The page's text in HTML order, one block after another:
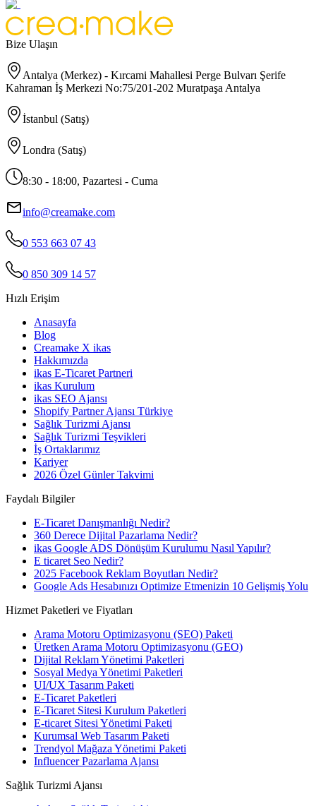
Bize Ulaşın
Antalya (Merkez) - Kırcami Mahallesi Perge Bulvarı Şerife
Kahraman İş Merkezi No:75/201-202 Muratpaşa Antalya
İstanbul (Satış)
Londra (Satış)
8:30 - 18:00, Pazartesi - Cuma
info@creamake.com
0 553 663 07 43
0 850 309 14 57
Hızlı Erişim
Anasayfa
Blog
Creamake X ikas
Hakkımızda
ikas E-Ticaret Partneri
ikas Kurulum
ikas SEO Ajansı
Shopify Partner Ajansı Türkiye
Sağlık Turizmi Ajansı
Sağlık Turizmi Teşvikleri
İş Ortaklarımız
Kariyer
2026 Özel Günler Takvimi
Faydalı Bilgiler
E-Ticaret Danışmanlığı Nedir?
360 Derece Dijital Pazarlama Nedir?
ikas Google ADS Dönüşüm Kurulumu Nasıl Yapılır?
E ticaret Seo Nedir?
2025 Facebook Reklam Boyutları Nedir?
Google Ads Hesabınızı Optimize Etmenizin 10 Gelişmiş Yolu
Hizmet Paketleri ve Fiyatları
Arama Motoru Optimizasyonu (SEO) Paketi
Üretken Arama Motoru Optimizasyonu (GEO)
Dijital Reklam Yönetimi Paketleri
Sosyal Medya Yönetimi Paketleri
UI/UX Tasarım Paketi
E-Ticaret Paketleri
E-Ticaret Sitesi Kurulum Paketleri
E-ticaret Sitesi Yönetimi Paketi
Kurumsal Web Tasarım Paketi
Trendyol Mağaza Yönetimi Paketi
Influencer Pazarlama Ajansı
Sağlık Turizmi Ajansı